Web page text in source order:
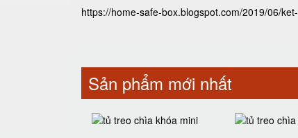
https://home-safe-box.blogspot.com/2019/06/
Sản phẩm mới nhất